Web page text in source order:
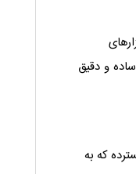
و دقیق
که به